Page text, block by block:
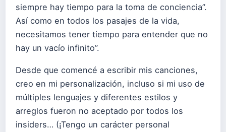
siempre hay tiempo para la toma de conciencia”.
Así como en todos los pasajes de la vida,
necesitamos tener tiempo para entender que no
hay un vacío infinito”.
Desde que comencé a escribir mis canciones,
creo en mi personalización, incluso si mi uso de
múltiples lenguajes y diferentes estilos y
arreglos fueron no aceptado por todos los
insiders… (¡Tengo un carácter personal